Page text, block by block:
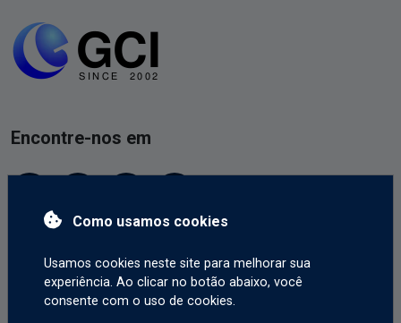
Como usamos cookies
Usamos cookies neste site para melhorar sua
experiência. Ao clicar no botão abaixo, você
consente com o uso de cookies.
Encontre-nos em
Contate-nos